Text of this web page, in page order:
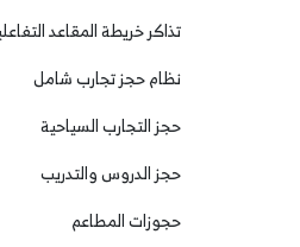
تذاكر خريطة المقاعد
نظام حجز تجارب شامل
حجز التجارب السياحية
حجز الدروس والتدريب
حجوزات المطاعم